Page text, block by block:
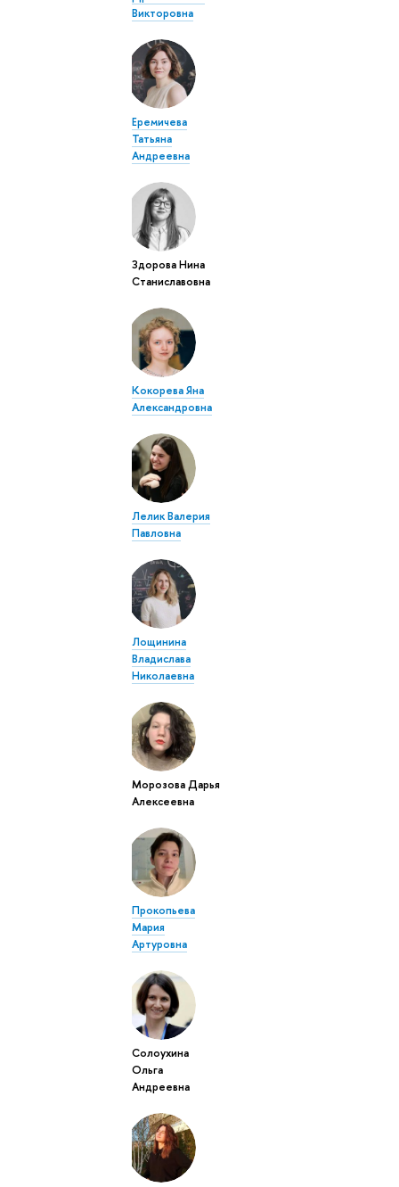
Викторовна
Еремичева
Татьяна
Андреевна
Здорова Нина
Станиславовна
Кокорева Яна
Александровна
Лелик Валерия
Павловна
Лощинина
Владислава
Николаевна
Морозова Дарья
Алексеевна
Прокопьева
Мария
Артуровна
Солоухина
Ольга
Андреевна